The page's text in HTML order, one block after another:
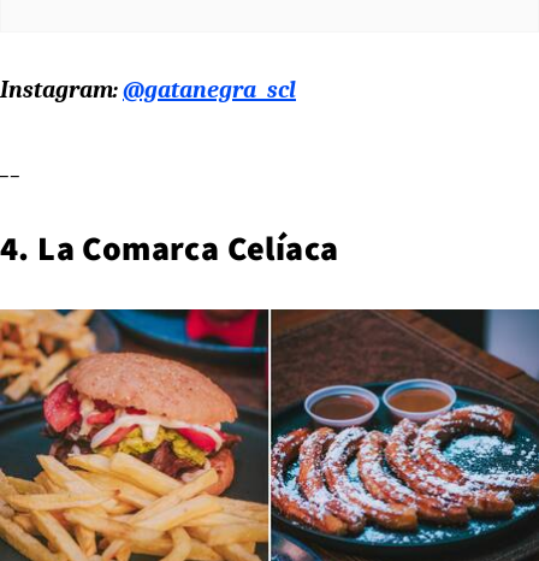
Instagram:@gatanegra_scl
4. La Comarca Celíaca